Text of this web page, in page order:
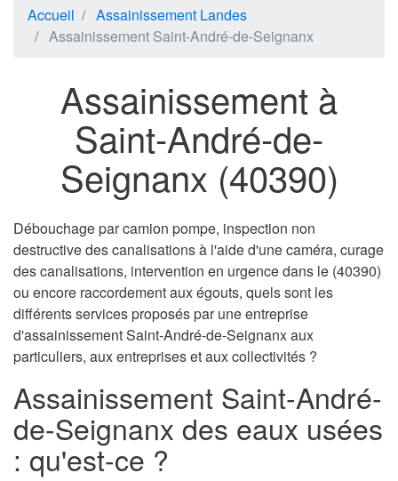
Accueil
Assainissement Landes
Assainissement Saint-André-de-Seignanx
Assainissement à
Saint-André-de-
Seignanx (40390)
Débouchage par camion pompe, inspection non
destructive des canalisations à l'aide d'une caméra, curage
des canalisations, intervention en urgence dans le (40390)
ou encore raccordement aux égouts, quels sont les
différents services proposés par une entreprise
d'assainissement Saint-André-de-Seignanx aux
particuliers, aux entreprises et aux collectivités ?
Assainissement Saint-André-
de-Seignanx des eaux usées
: qu'est-ce ?